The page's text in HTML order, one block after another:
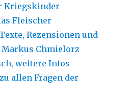
Kriegskinder
Fleischer
Rezensionen und
Chmielorz
weitere Infos
allen Fragen der